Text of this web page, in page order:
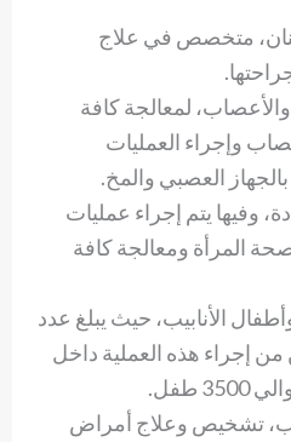
متخصص في علاج
لمعالجة كافة
وإجراء العمليات
العصبي والمخ.
وفيها يتم إجراء عمليات
المرأة ومعالجة كافة
الأنابيب، حيث يبلغ عدد
من إجراء هذه العملية داخل
طفل.
تشخيص وعلاج أمراض